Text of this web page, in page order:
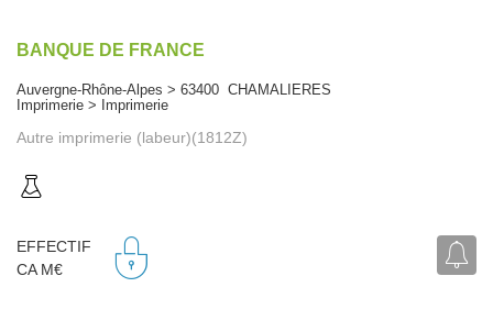
BANQUE DE FRANCE
Auvergne-Rhône-Alpes > 63400 CHAMALIERES
Imprimerie > Imprimerie
Autre imprimerie (labeur)(1812Z)
EFFECTIF
CA M€